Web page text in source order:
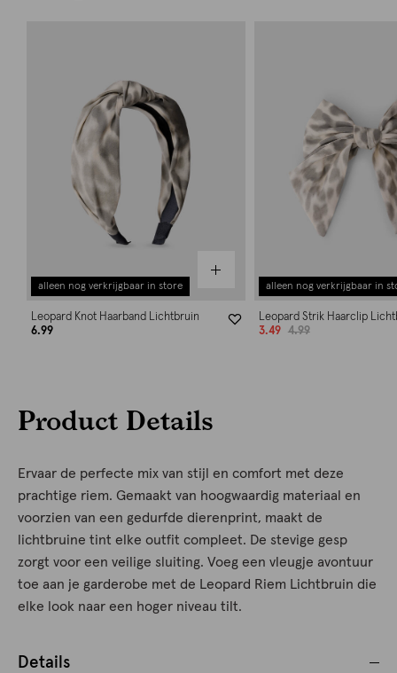
alleen nog verkrijgbaar in store
Leopard Knot Haarband Lichtbruin
6.99
alleen nog verkrijgbaar in
Leopard Strik Haarclip
3.49
4.99
Product Details
Ervaar de perfecte mix van stijl en comfort met deze
prachtige riem. Gemaakt van hoogwaardig materiaal en
voorzien van een gedurfde dierenprint, maakt de
lichtbruine tint elke outfit compleet. De stevige gesp
zorgt voor een veilige sluiting. Voeg een vleugje avontuur
toe aan je garderobe met de Leopard Riem Lichtbruin die
elke look naar een hoger niveau tilt.
Details